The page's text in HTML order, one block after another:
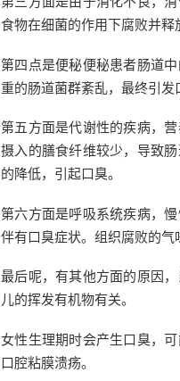
食物在细菌的作用下腐败并
第四点是便秘便秘患者肠道
重的肠道菌群紊乱，最终引发
第五方面是代谢性的疾病，
摄入的膳食纤维较少，导致
的降低，引起口臭。
第六方面是呼吸系统疾病，
伴有口臭症状。组织腐败的
最后呢，有其他方面的原因
儿的挥发有机物有关。
女性生理期时会产生口臭，
口腔粘膜溃疡。